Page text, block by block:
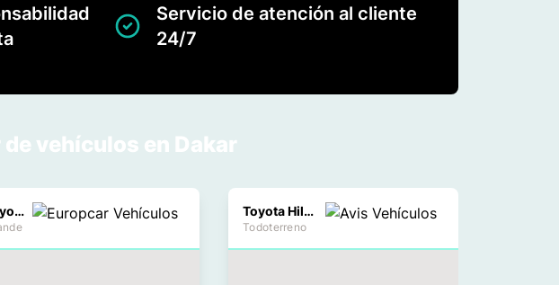
Servicio de atención al cliente
24/7
vehículos en Dakar
Toyota Camry Toyota Hilux
Todoterreno